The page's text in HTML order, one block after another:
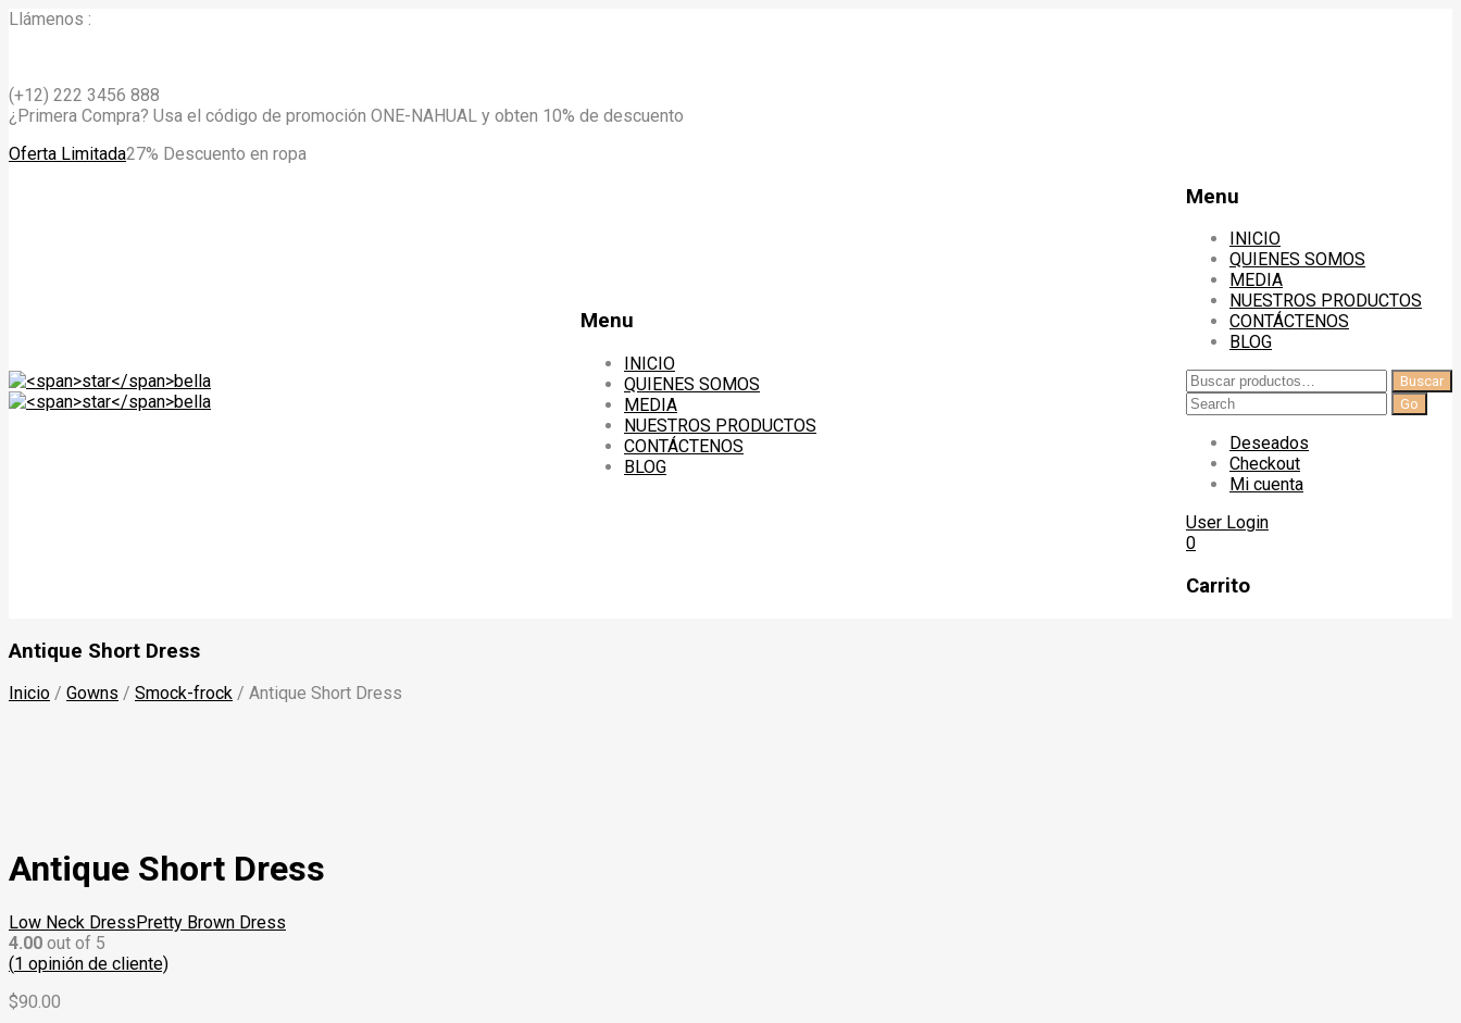
Llámenos :
(+12) 222 3456 888
¿Primera Compra? Usa el código de promoción ONE-NAHUAL y obten 10% de descuento
Oferta Limitada27% Descuento en ropa
Menu
Skip
content
INICIO
QUIENES SOMOS
MEDIA
NUESTROS PRODUCTOS
CONTÁCTENOS
BLOG
Menu
INICIO
QUIENES SOMOS
MEDIA
NUESTROS PRODUCTOS
CONTÁCTENOS
BLOG
Buscar
por:
Buscar
Search
Deseados
Checkout
Mi cuenta
User Login
0
Carrito
Antique Short Dress
Inicio / Gowns‎ / Smock-frock / Antique Short Dress
Antique Short Dress
Low Neck Dress Pretty Brown Dress
4.00 out of 5
(1 opinión de cliente)
$90.00